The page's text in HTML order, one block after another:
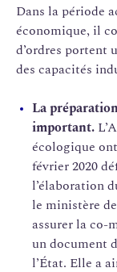
Dans la période
économique, il
d’ordres portent
des capacités
La
important.
écologique
février 2020
l’élaboration
le ministère
assurer la co-
un document
l’État. Elle a